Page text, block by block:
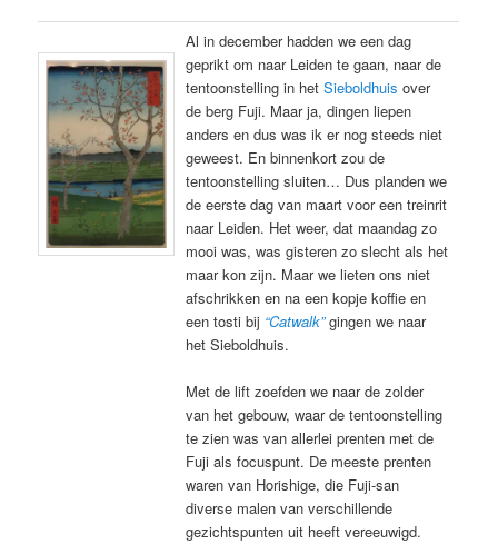
Al in december hadden we een dag
geprikt om naar Leiden te gaan, naar de
tentoonstelling in hetSieboldhuis over
de berg Fuji. Maar ja, dingen liepen
anders en dus was ik er nog steeds niet
geweest. En binnenkort zou de
tentoonstelling sluiten… Dus planden we
de eerste dag van maart voor een treinrit
naar Leiden. Het weer, dat maandag zo
mooi was, was gisteren zo slecht als het
maar kon zijn. Maar we lieten ons niet
afschrikken en na een kopje koffie en
een tosti bij “Catwalk”gingen we naar
het Sieboldhuis.
Met de lift zoefden we naar de zolder
van het gebouw, waar de tentoonstelling
te zien was van allerlei prenten met de
Fuji als focuspunt. De meeste prenten
waren van Horishige, die Fuji-san
diverse malen van verschillende
gezichtspunten uit heeft vereeuwigd.